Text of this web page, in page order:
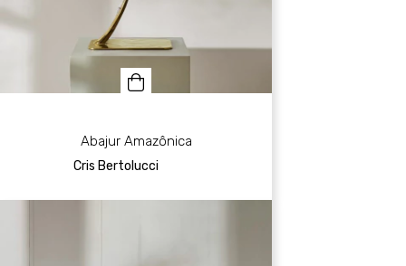
Abajur Amazônica
Cris Bertolucci